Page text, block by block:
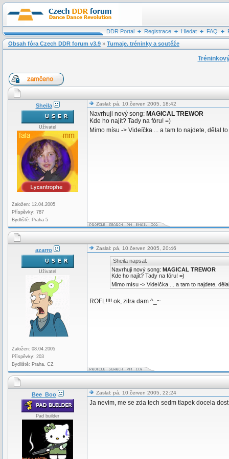
DDR Portal Registrace Hledat FAQ
Obsah fóra Czech DDR forum v3.9 » Turnaje, tréninky a soutěže
Sheila
Uživatel
Založen: 12.04.2005
Příspěvky: 787
Bydliště: Praha 5
Zaslal: pá, 10.červen 2005, 18:42
Navrhuji nový song: MAGICAL TREWOR
Kde ho najít? Tady na fóru! =)
Mimo mísu -> Videíčka ... a tam to najdete, dělal
azarro
Uživatel
Založen: 08.04.2005
Příspěvky: 203
Bydliště: Praha, CZ
Zaslal: pá, 10.červen 2005, 20:46
Sheila napsal:
Navrhuji nový song: MAGICAL TREWOR
Kde ho najít? Tady na fóru! =)
Mimo mísu -> Videíčka ... a tam to najdete,
ROFL!!!! ok, zitra dam ^_~
Bee_Boo
Pad builder
Zaslal: pá, 10.červen 2005, 22:24
Ja nevim, me se zda tech sedm tlapek docela